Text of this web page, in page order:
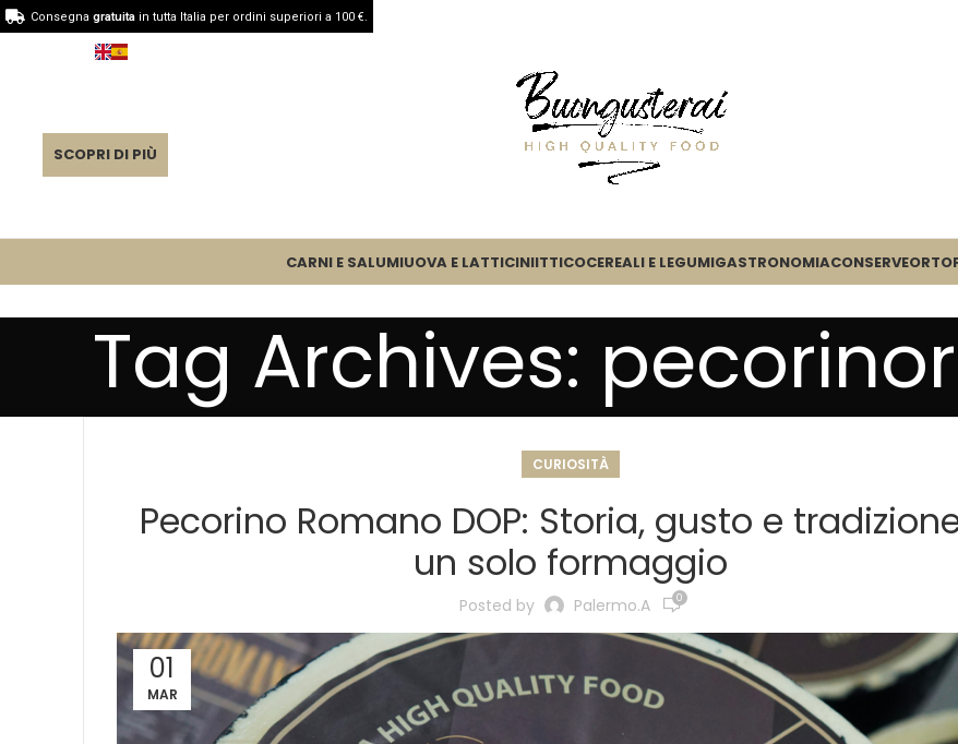
SCOPRI DI PIÙ
CARNI E SALUMIUOVA E LATTICINIITTICOCEREALI E LEGUMIGASTRONOMIACONSERVE
Tag Archives:
CURIOSITÀ
Pecorino Romano DOP: Storia, gusto e
un solo formaggio
Posted by Palermo.a 0
01
MAR
Consegna gratuitain tutta Italia per ordini superiori a 100 €.